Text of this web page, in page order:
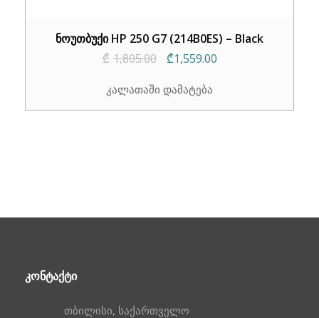
ნოუთბუქი HP 250 G7 (214B0ES) – Black
₾ 1,805.00
Original
was:
₾1,559.00Current
კალათაში დამატება
ᲙᲝᲜᲢᲐᲥᲢᲘ
თბილისი, საქართველო